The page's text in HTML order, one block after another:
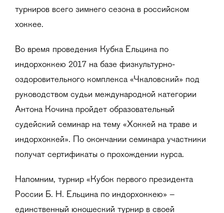
турниров всего зимнего сезона в российском
хоккее.
Во время проведения Кубка Ельцина по
индорхоккею 2017 на базе физкультурно-
оздоровительного комплекса «Чкаловский» под
руководством судьи международной категории
Антона Кочина пройдет образовательный
судейский семинар на тему «Хоккей на траве и
индорхоккей». По окончании семинара участники
получат сертификаты о прохождении курса.
Напомним, турнир «Кубок первого президента
России Б. Н. Ельцина по индорхоккею» –
единственный юношеский турнир в своей